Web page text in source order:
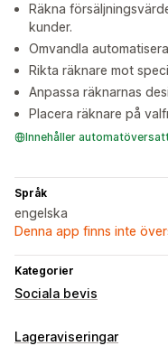
Räkna
kunder.
Omvandla
Rikta räknare mot
Anpassa räknarnas
Placera räknare på
Innehåller
Språk
engelska
Denna app finns inte
Kategorier
Sociala bevis
Lageraviseringar